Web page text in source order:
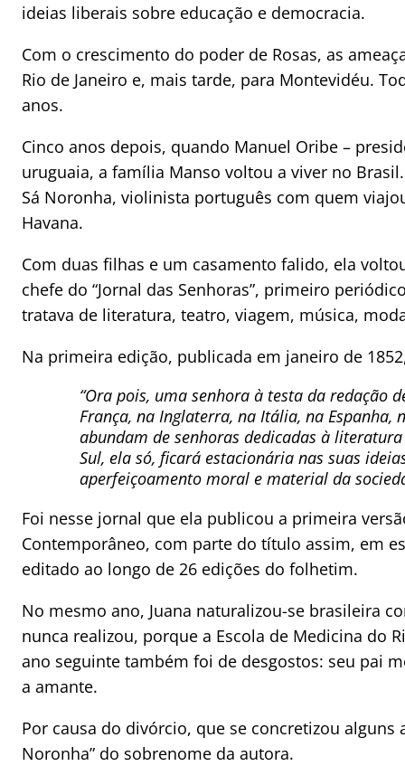
ideias liberais sobre educação e democracia.
Com o crescimento do poder de Rosas, as
Rio de Janeiro e, mais tarde, para Montevidéu.
anos.
Cinco anos depois, quando Manuel Oribe –
uruguaia, a família Manso voltou a viver no
Sá Noronha, violinista português com quem
Havana.
Com duas filhas e um casamento falido, ela
chefe do “Jornal das Senhoras”, primeiro
tratava de literatura, teatro, viagem, música,
Na primeira edição, publicada em janeiro de
“Ora pois, uma senhora à testa da redação
França, na Inglaterra, na Itália, na Espanha,
abundam de senhoras dedicadas à
Sul, ela só, ficará estacionária nas suas
aperfeiçoamento moral e material da
Foi nesse jornal que ela publicou a primeira
Contemporâneo, com parte do título assim, em
editado ao longo de 26 edições do folhetim.
No mesmo ano, Juana naturalizou-se brasileira
nunca realizou, porque a Escola de Medicina do
ano seguinte também foi de desgostos: seu pai
a amante.
Por causa do divórcio, que se concretizou
Noronha” do sobrenome da autora.